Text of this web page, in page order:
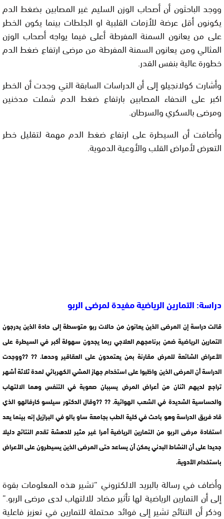
ووجد الباحثون أن أصحاب الوزن السليم غير المصابين بضغط الدم
يكونون أقل عرضة للأزمات القلبية او الجلطات بينما يكون الخطر
على من يعانون السمنة المفرطة أعلى فيما يواجه أصحاب الوزن
المثالي ومن يعانون السمنة المفرطة من مرضى ارتفاع ضغط الدم
خطورة عالية بنفس القدر.
وأشارت كولانجيلو إلى أن الدراسات السابقة التي وجدت أن الخطر
اكبر على النحفاء المصابين بارتفاع ضغط الدم شملت مدخنين
ومرضى بالسكري والسرطان.
وأضافت أن السيطرة على ارتفاع ضغط الدم مهمة لتقليل خطر
التعرض لأمراض القلب والأوعية الدموية.
دراسة: التمارين الرياضية مفيدة لمرضى الربو
قالت دراسة إن المرضى الذين يعانون من حالات ربو متوسطة إلى حادة الذين يدرجون
التمارين الرياضية ضمن برنامجهم العلاجي ربما يجدون سهولة أكبر في السيطرة على
الأعراض الشائعة للمرض مقارنة بمن يعتمدون على العقاقير وحدها. ?? ??ووجدت
الدراسة أن المرضى الذين واظبوا على استخدام جهاز المشي الكهربائي لمدة ثلاثة أشهر
تراجع لديهم اثنان من أعراض المرض يسببان صعوبة في التنفس وهما الالتهاب
والحساسية الشديدة في الشعب الهوائية. ?? ??وقال الدكتور سيلسو كارفالهو الذي
قاد فريق الدراسة وهو باحث في كلية الطب بجامعة ساو بالو في البرازيل إنه بينما يعد
استفادة مرضى الربو من التمارين الرياضية أمرا غير مثير للدهشة تقدم النتائج دليلا
جديدا على أن النشاط البدني يمكن أن يساعد حتى المرضى الذين يسيطرون على الأعراض
باستخدام الأدوية.
وأضاف في رسالة بالبريد الالكتروني “تشير هذه المعلومات بقوة
إلى أن التمارين الرياضية لها تأثير مضاد للالتهاب لدى مرضى الربو.”
وذكر أن النتائج تشير إلى فوائد محتملة للتمارين في تعزيز فاعلية